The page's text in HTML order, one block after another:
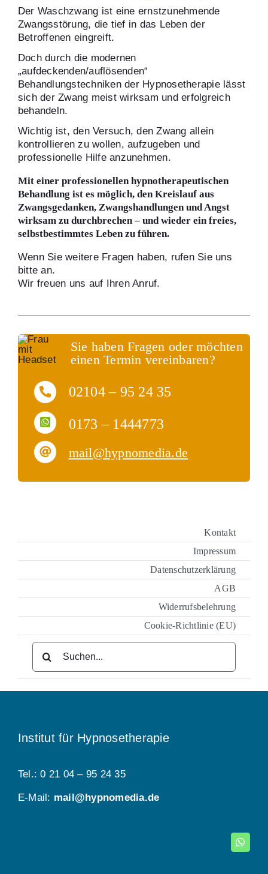
Der Waschzwang ist eine ernstzunehmende
Zwangsstörung, die tief in das Leben der
Betroffenen eingreift.
Doch durch die modernen
„aufdeckenden/auflösenden“
Behandlungstechniken der Hypnosetherapie lässt
sich der Zwang meist wirksam und erfolgreich
behandeln.
Wichtig ist, den Versuch, den Zwang allein
kontrollieren zu wollen, aufzugeben und
professionelle Hilfe anzunehmen.
Mit einer professionellen hypnotherapeutischen
Behandlung ist es möglich, den Kreislauf aus
Zwangsgedanken, Zwangshandlungen und Angst
wirksam zu durchbrechen – und wieder ein freies,
selbstbestimmtes Leben zu führen.
Wenn Sie weitere Fragen haben, rufen Sie uns
bitte an.
Wir freuen uns auf Ihren Anruf.
Sie haben Fragen oder möchten
einen Termin vereinbaren?
02104 – 95 24 35
0173 – 1444773
mail@hypnomedia.de
Kontakt
Impressum
Datenschutzerklärung
AGB
Widerrufsbelehrung
Cookie-Richtlinie (EU)
Suche
nach:
Institut für Hypnosetherapie
Tel.: 0 21 04 – 95 24 35
E-Mail: mail@hypnomedia.de